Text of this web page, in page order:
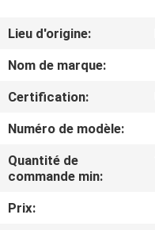
A
DE
NOUS
VISITE
D'USINE
Lieu d'origine:
Nom de marque:
Certification:
Numéro de modèle:
Quantité de
commande min:
Prix: